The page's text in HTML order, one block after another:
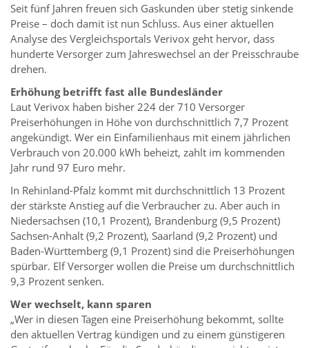
Seit fünf Jahren freuen sich Gaskunden über stetig sinkende
Preise – doch damit ist nun Schluss. Aus einer aktuellen
Analyse des Vergleichsportals Verivox geht hervor, dass
hunderte Versorger zum Jahreswechsel an der Preisschraube
drehen.
Erhöhung betrifft fast alle Bundesländer
Laut Verivox haben bisher 224 der 710 Versorger
Preiserhöhungen in Höhe von durchschnittlich 7,7 Prozent
angekündigt. Wer ein Einfamilienhaus mit einem jährlichen
Verbrauch von 20.000 kWh beheizt, zahlt im kommenden
Jahr rund 97 Euro mehr.
In Rehinland-Pfalz kommt mit durchschnittlich 13 Prozent
der stärkste Anstieg auf die Verbraucher zu. Aber auch in
Niedersachsen (10,1 Prozent), Brandenburg (9,5 Prozent)
Sachsen-Anhalt (9,2 Prozent), Saarland (9,2 Prozent) und
Baden-Württemberg (9,1 Prozent) sind die Preiserhöhungen
spürbar. Elf Versorger wollen die Preise um durchschnittlich
9,3 Prozent senken.
Wer wechselt, kann sparen
„Wer in diesen Tagen eine Preiserhöhung bekommt, sollte
den aktuellen Vertrag kündigen und zu einem günstigeren